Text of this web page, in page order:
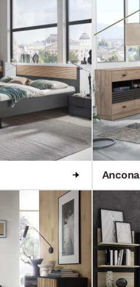
Ancona